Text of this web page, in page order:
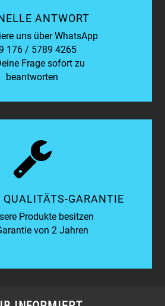
ANTWORT
uns über WhatsApp
176 / 5789 4265
Frage sofort zu
beantworten
GARANTIE
Produkte besitzen
von 2 Jahren